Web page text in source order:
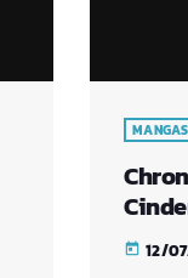
MANGAS
today 12/